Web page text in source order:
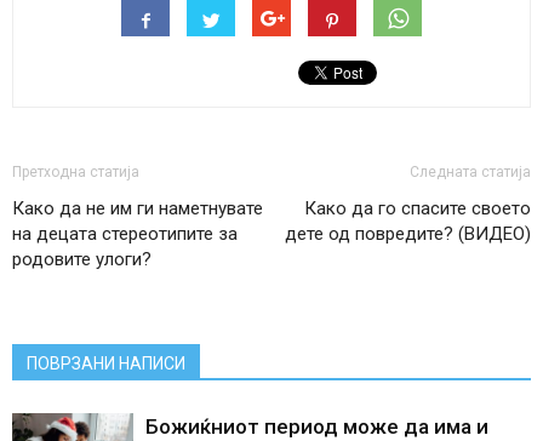
Претходна статија
Како да не им ги наметнувате
на децата стереотипите за
родовите улоги?
Следната статија
Како да го спасите своето
дете од повредите? (ВИДЕО)
ПОВРЗАНИ НАПИСИ
Божиќниот период може да има и